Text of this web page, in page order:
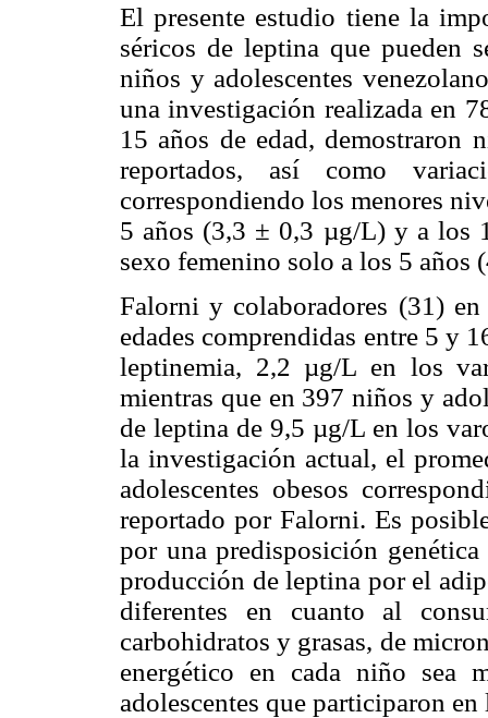
El presente estudio tiene la
séricos de leptina que pueden
niños y adolescentes
una investigación realizada en
15 años de edad, demostraron
reportados, así como
correspondiendo los menores
5 años (3,3 ± 0,3 µg/L) y a los
sexo femenino solo a los 5 años
Falorni y colaboradores (31)
edades comprendidas entre 5 y
leptinemia, 2,2 µg/L en los
mientras que en 397 niños y
de leptina de 9,5 µg/L en los
la investigación actual, el
adolescentes obesos
reportado por Falorni. Es
por una predisposición
producción de leptina por el
diferentes en cuanto al
carbohidratos y grasas, de
energético en cada niño sea
adolescentes que participaron